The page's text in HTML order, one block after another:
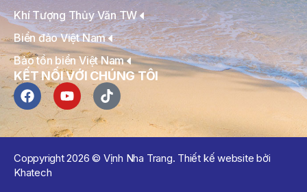
Khí Tượng Thủy Văn TW
Biển đảo Việt Nam
Bảo tồn biển Việt Nam
KẾT NỐI VỚI CHÚNG TÔI
Coppyright 2026 © Vịnh Nha Trang. Thiết kế website bởi
Khatech